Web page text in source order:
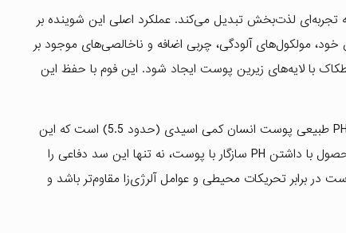
به تجربه‌ای لذت‌بخش تبدیل می‌کند. عملکرد اصلی این شوینده بر
مولکول‌های آلودگی، چربی اضافه و ناخالصی‌های موجود بر
با لایه‌های زیرین پوست ایجاد شود. این فوم با حفظ این
نکته حائز اهمیت در عملکرد این محصول، توجه به PH فیزیولوژیک پوست است. PH طبیعی پوست انسان کمی اسیدی (حدود 5.5) است که این
خاصیت، سد دفاعی پوست را در برابر عوامل خارجی مخرب تقویت می‌کند. این محصول با داشتن PH سازگار با پوست، نه تنها این سد دفاعی را
برابر تحریکات محیطی و عوامل آلرژی‌زا مقاوم‌تر باشد و